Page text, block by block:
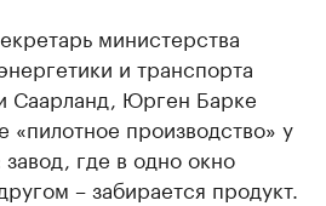
министерства
и транспорта
Саарланд, Юрген Барке
«пилотное производство» у
где в одно окно
– забирается продукт.